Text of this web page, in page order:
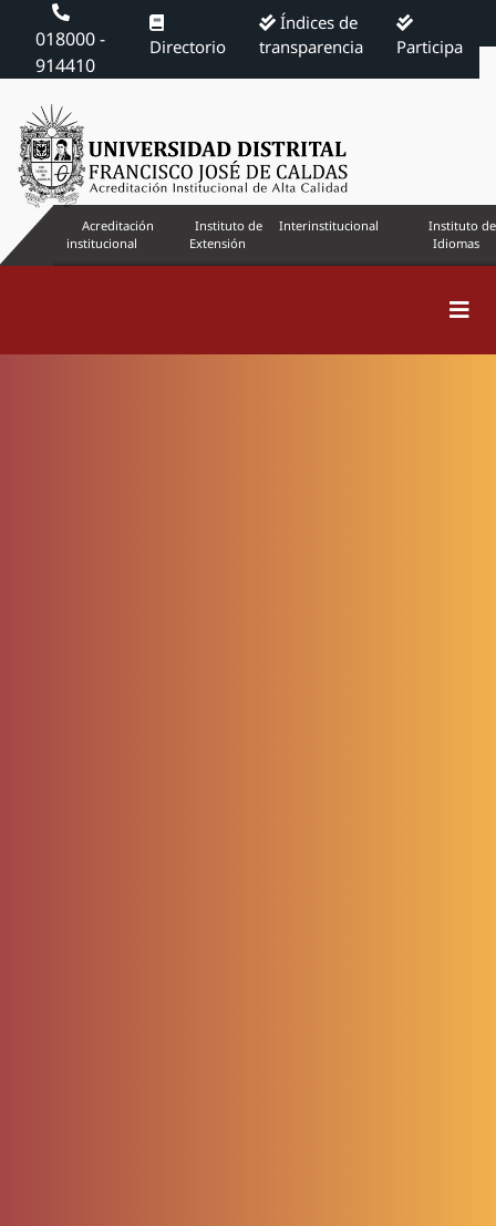
018000 -
914410
Directorio
Índices de
transparencia
Participa
Acreditación
institucional
Instituto de
Extensión
Interinstitucional
Instituto de
Idiomas